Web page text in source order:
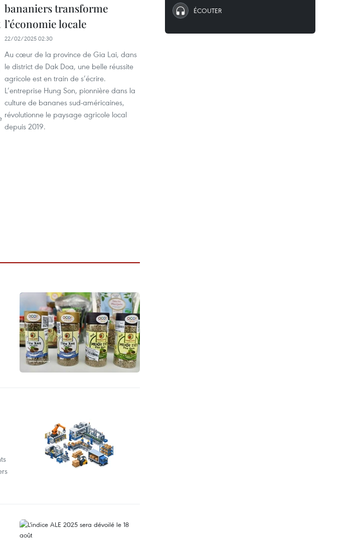
bananiers transforme
l’économie locale
22/02/2025 02:30
Au cœur de la province de Gia Lai, dans
le district de Dak Doa, une belle réussite
agricole est en train de s’écrire.
L’entreprise Hung Son, pionnière dans la
culture de bananes sud-américaines,
révolutionne le paysage agricole local
depuis 2019.
ÉCOUTER